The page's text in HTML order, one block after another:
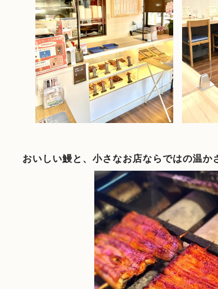
おいしい鰻と、小さなお店ならではの温か